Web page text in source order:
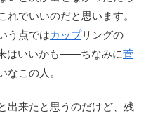
れでいいのだと思います。
う点ではカップリングの
はいいかも――ちなみに菅
なこの人。
出来たと思うのだけど、残